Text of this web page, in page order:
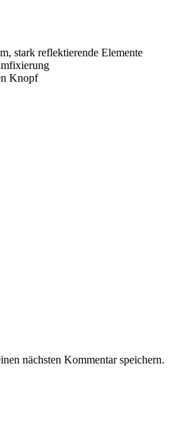
stark reflektierende Elemente
Knopf
nächsten Kommentar speichern.